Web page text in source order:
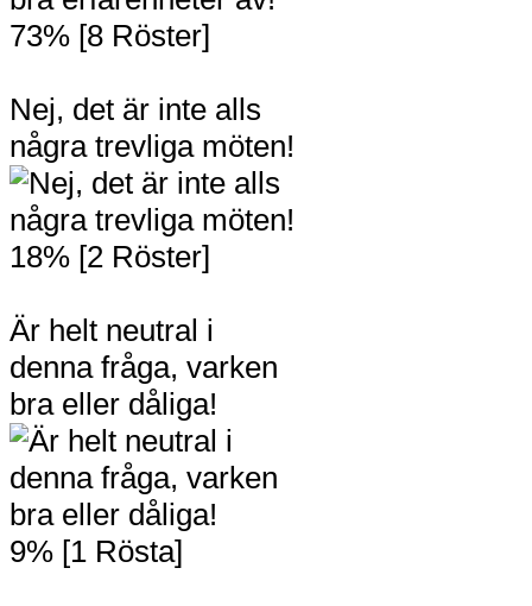
73% [8 Röster]
Nej, det är inte alls
några trevliga möten!
18% [2 Röster]
Är helt neutral i
denna fråga, varken
bra eller dåliga!
9% [1 Rösta]